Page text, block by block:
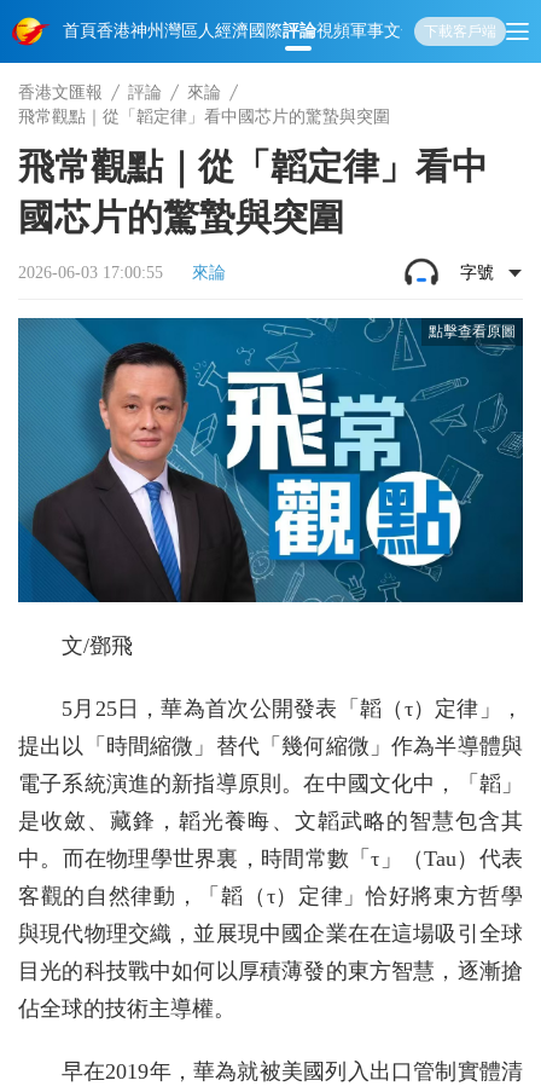
首頁香港神州 灣區人經濟國際評論視頻軍事文化 娛樂生活教育體
下載客戶端
香港文匯報 評論
來論
飛常觀點｜從「韜定律」看中國芯片的驚蟄與突圍
飛常觀點｜從「韜定律」看中
國芯片的驚蟄與突圍
2026-06-03 17:00:55 來論 字號
文/鄧飛
5月25日，華為首次公開發表「韜（τ）定律」，
提出以「時間縮微」替代「幾何縮微」作為半導體與
電子系統演進的新指導原則。在中國文化中，「韜」
是收斂、藏鋒，韜光養晦、文韜武略的智慧包含其
中。而在物理學世界裏，時間常數「τ」（Tau）代表
客觀的自然律動，「韜（τ）定律」恰好將東方哲學
與現代物理交織，並展現中國企業在在這場吸引全球
目光的科技戰中如何以厚積薄發的東方智慧，逐漸搶
佔全球的技術主導權。
早在2019年，華為就被美國列入出口管制實體清